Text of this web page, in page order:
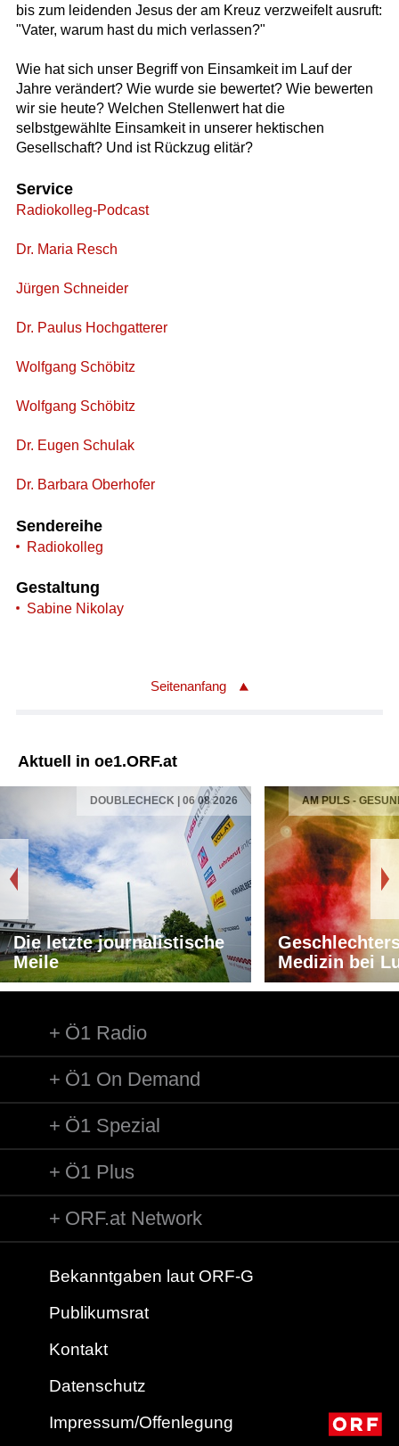
bis zum leidenden Jesus der am Kreuz verzweifelt ausruft:
"Vater, warum hast du mich verlassen?"
Wie hat sich unser Begriff von Einsamkeit im Lauf der
Jahre verändert? Wie wurde sie bewertet? Wie bewerten
wir sie heute? Welchen Stellenwert hat die
selbstgewählte Einsamkeit in unserer hektischen
Gesellschaft? Und ist Rückzug elitär?
Service
Radiokolleg-Podcast
Dr. Maria Resch
Jürgen Schneider
Dr. Paulus Hochgatterer
Wolfgang Schöbitz
Wolfgang Schöbitz
Dr. Eugen Schulak
Dr. Barbara Oberhofer
Sendereihe
Radiokolleg
Gestaltung
Sabine Nikolay
Seitenanfang
Aktuell in oe1.ORF.at
DOUBLECHECK | 06 08 2026
Die letzte journalistische
Meile
AM PULS -
Medizin bei
Ö1 Radio
Ö1 On Demand
Ö1 Spezial
Ö1 Plus
ORF.at Network
Bekanntgaben laut ORF-G
Publikumsrat
Kontakt
Datenschutz
Impressum/Offenlegung